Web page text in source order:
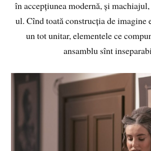
în accepțiunea modernă, și
ul. Cînd toată construcția de imagine
un tot unitar, elementele ce
ansamblu sînt